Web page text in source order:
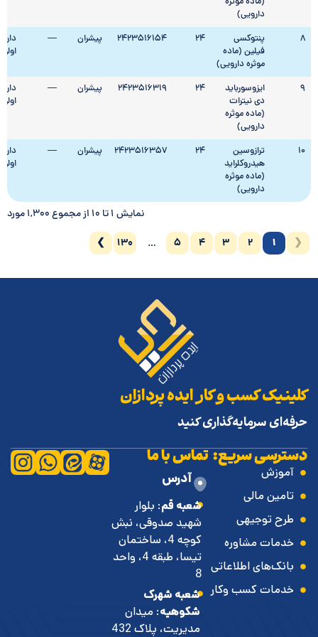
دارویی)
8
پنتوکسی
فیلین (ماده
موثره دارویی)
24
2423516154 پیشران —
9
ایزوسورباید
دی نیترات
(ماده موثره
دارویی)
24
2423516319 پیشران —
10
ترازوسین
هیدروکلراید
(ماده موثره
دارویی)
24
2423516357 پیشران —
نمایش 1 تا 10 از مجموع 1,300 مورد
❮
1
2
3
4
5
…
130
❯
کلینیک کسب و کار ایده پردازان
حرفه‌ای سرمایه‌گذاری کنید
دسترسی سریع:
آموزش
تامین مالی
طرح توجیهی
خدمات مشاوره
بانک‌های اطلاعاتی
خدمات کسب وکار
تماس با ما
آدرس
شعبه قم: بلوار
شهید صدوقی، نبش
کوچه 4، ساختمان
تیسا، طبقه 4، واحد
8
شعبه شهرک
شکوهیه: میدان
مدیریت، پلاک 432